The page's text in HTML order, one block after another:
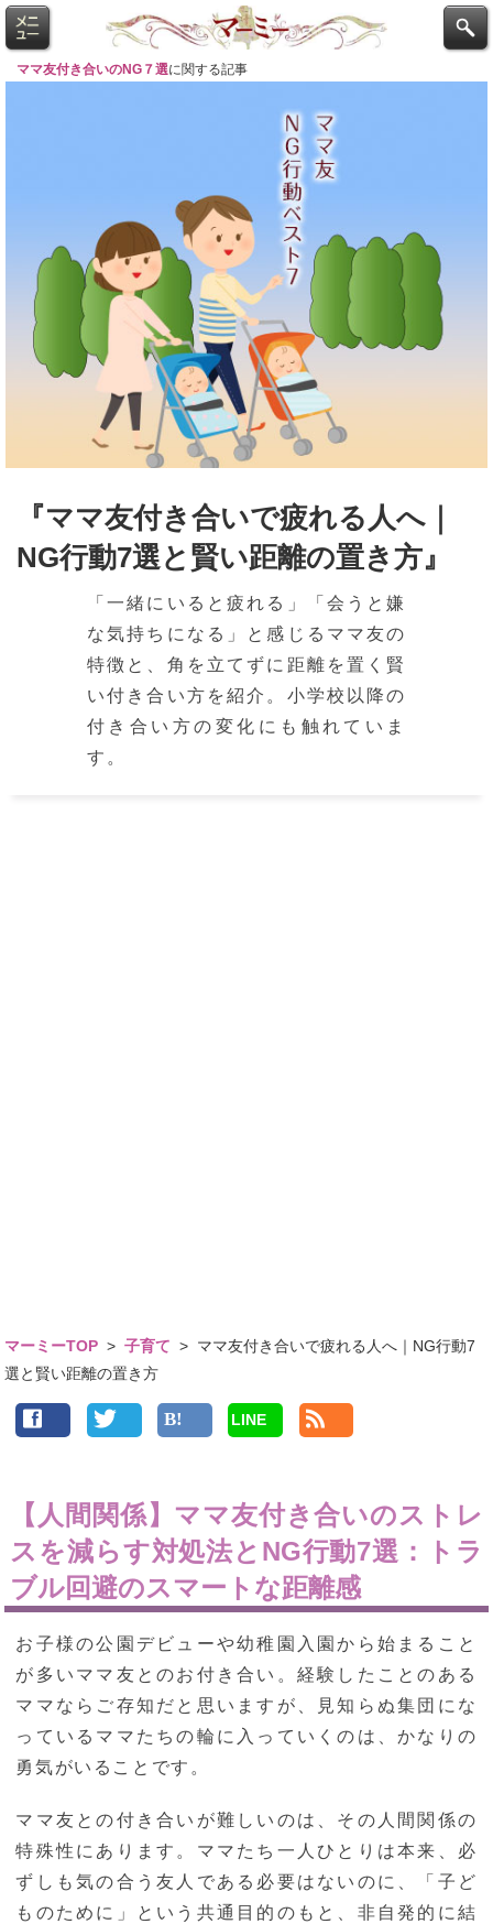
ママ友付き合いのNG７選に関する記事
『ママ友付き合いで疲れる人へ｜
NG行動7選と賢い距離の置き方』
「一緒にいると疲れる」「会うと嫌
な気持ちになる」と感じるママ友の
特徴と、角を立てずに距離を置く賢
い付き合い方を紹介。小学校以降の
付き合い方の変化にも触れていま
す。
マーミーTOP >子育て > ママ友付き合いで疲れる人へ｜NG行動7
選と賢い距離の置き方
LINE
【人間関係】ママ友付き合いのストレ
スを減らす対処法とNG行動7選：トラ
ブル回避のスマートな距離感
お子様の公園デビューや幼稚園入園から始まること
が多いママ友とのお付き合い。経験したことのある
ママならご存知だと思いますが、見知らぬ集団にな
っているママたちの輪に入っていくのは、かなりの
勇気がいることです。
ママ友との付き合いが難しいのは、その人間関係の
特殊性にあります。ママたち一人ひとりは本来、必
ずしも気の合う友人である必要はないのに、「子ど
ものために」という共通目的のもと、非自発的に結